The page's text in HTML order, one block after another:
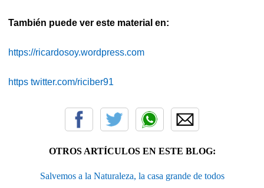
También puede ver este material en:
https://ricardosoy.wordpress.com
https twitter.com/riciber91
OTROS ARTÍCULOS EN ESTE BLOG:
Salvemos a la Naturaleza, la casa grande de todos